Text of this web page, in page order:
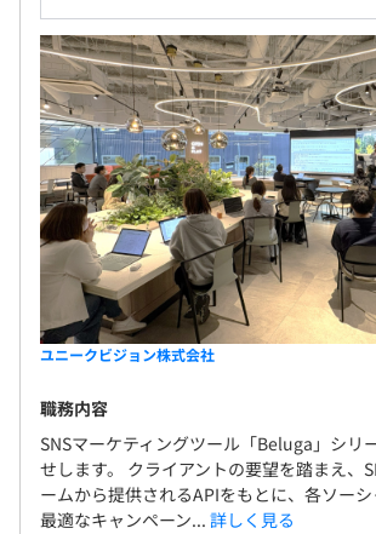
ユニークビジョン株式会社
職務内容
SNSマーケティングツール「Beluga」シリ
せします。 クライアントの要望を踏まえ、
ームから提供されるAPIをもとに、各ソー
最適なキャンペーン... 詳しく見る